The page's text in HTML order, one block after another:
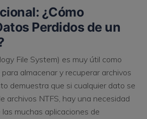
¿Cómo
Perdidos de un
File System) es muy útil como
almacenar y recuperar archivos
demuestra que si cualquier dato se
archivos NTFS, hay una necesidad
muchas aplicaciones de